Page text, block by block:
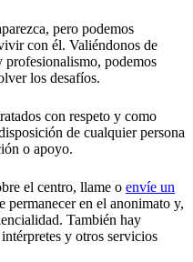
pero podemos
con él. Valiéndonos de
profesionalismo, podemos
los desafíos.
con respeto y como
de cualquier persona
o apoyo.
el centro, llame o envíe un
permanecer en el anonimato y,
También hay
y otros servicios